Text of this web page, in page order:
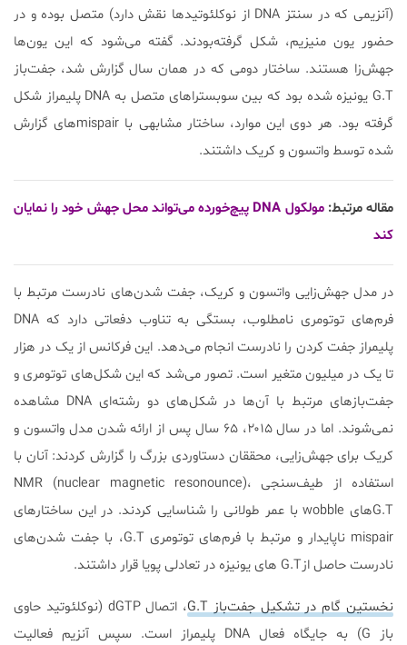
(آنزیمی که در سنتز DNA از نوکلئوتیدها نقش دارد) متصل بوده و در
حضور یون منیزیم، شکل گرفته‌بودند. گفته می‌شود که این یون‌ها
جهش‌زا هستند. ساختار دومی که در همان سال گزارش شد،‌ جفت‌باز
G.T یونیزه شده بود که بین سوبستراهای متصل به DNA پلیمراز شکل
گرفته بود. هر دوی این موارد، ساختار مشابهی با mispairهای گزارش
شده توسط واتسون و کریک داشتند.
مقاله مرتبط:
مولکول DNA پیچ‌خورده می‌تواند محل جهش خود را نمایان
کند
در مدل جهش‌زایی واتسون و کریک، جفت شدن‌های نادرست مرتبط با
فرم‌های توتومری نامطلوب، بستگی به تناوب دفعاتی دارد که DNA
پلیمراز جفت کردن را نادرست انجام می‌دهد. این فرکانس از یک در هزار
تا یک در میلیون متغیر است. تصور می‌شد که این شکل‌های توتومری و
جفت‌بازهای مرتبط با آن‌ها در شکل‌های دو رشته‌ای DNA مشاهده
نمی‌شوند. اما در سال ۲۰۱۵، ۶۵ سال پس از ارائه شدن مدل واتسون و
کریک برای جهش‌زایی، محققان دستاوردی بزرگ را گزارش کردند: آنان با
استفاده از طیف‌سنجی NMR (nuclear magnetic resonounce)،
G.Tهای wobble با عمر طولانی را شناسایی کردند. در این ساختارهای
mispair ناپایدار و مرتبط با فرم‌های توتومری G.T، با جفت شدن‌های
نادرست حاصل ازG.T های یونیزه در تعادلی پویا قرار داشتند.
نخستین گام در تشکیل جفت‌باز G.T
، اتصال dGTP (نوکلئوتید حاوی
باز G) به جایگاه فعال DNA پلیمراز است. سپس آنزیم فعالیت